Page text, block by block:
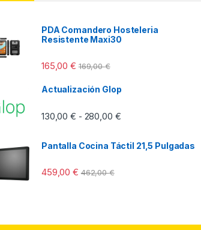
PDA Comandero Hosteleria
Resistente Maxi30
165,00€ 169,00€
Actualización Glop
130,00€ - 280,00 €Rango de precios:
Pantalla Cocina Táctil 21,5 Pulgadas
459,00€ 462,00€